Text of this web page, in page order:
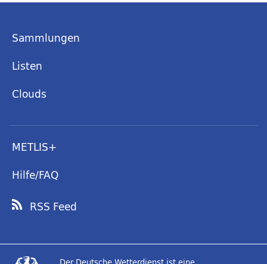
Sammlungen
Listen
Clouds
METLIS+
Hilfe/FAQ
RSS Feed